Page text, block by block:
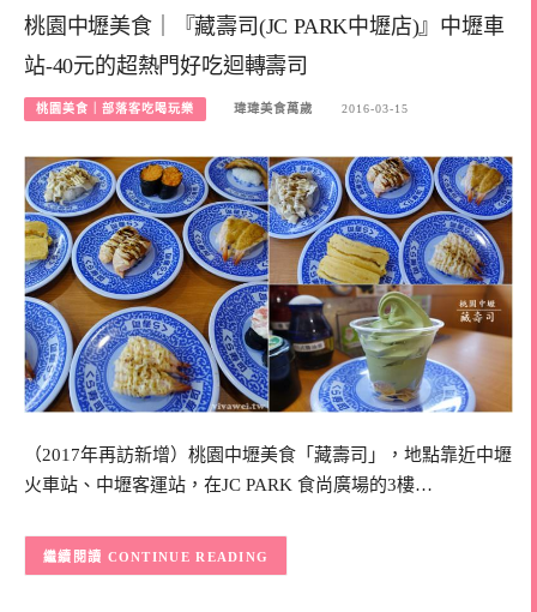
桃園中壢美食｜『藏壽司(JC PARK中壢店)』中壢車
站-40元的超熱門好吃迴轉壽司
桃園美食｜部落客吃喝玩樂 瑋瑋美食萬歲 2016-03-15
（2017年再訪新增）桃園中壢美食「藏壽司」，地點靠近中壢
火車站、中壢客運站，在JC PARK 食尚廣場的3樓…
CONTINUE READING